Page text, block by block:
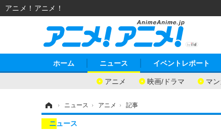
ホーム ニュース
アニメ 映画/ドラマ マ
イベントレポート
› ニュース › アニメ › 記事
ニュース
アニメ！アニメ！